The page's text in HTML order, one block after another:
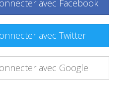
avec Facebook
avec Twitter
avec Google